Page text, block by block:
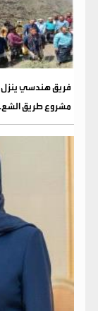
فريق هندسي ينزل
مشروع طريق الشع.